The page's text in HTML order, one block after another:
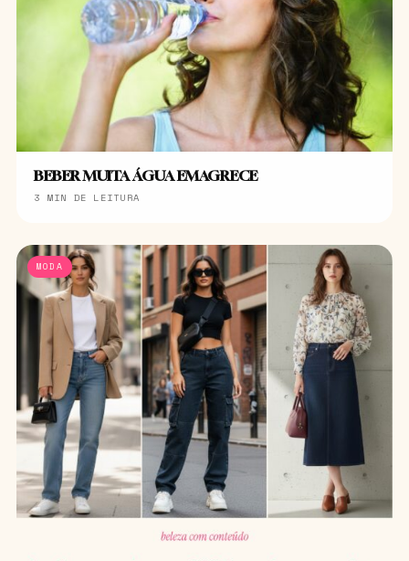
BEBER MUITA ÁGUA EMAGRECE
3 MIN DE LEITURA
MODA